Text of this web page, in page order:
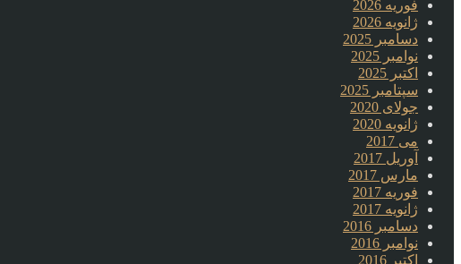
فوریه 2026
ژانویه 2026
دسامبر 2025
نوامبر 2025
اکتبر 2025
سپتامبر 2025
جولای 2020
ژانویه 2020
می 2017
آوریل 2017
مارس 2017
فوریه 2017
ژانویه 2017
دسامبر 2016
نوامبر 2016
اکتبر 2016